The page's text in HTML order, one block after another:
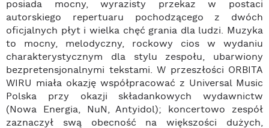
posiada mocny, wyrazisty przekaz w postaci
autorskiego repertuaru pochodzącego z dwóch
oficjalnych płyt i wielka chęć grania dla ludzi. Muzyka
to mocny, melodyczny, rockowy cios w wydaniu
charakterystycznym dla stylu zespołu, ubarwiony
bezpretensjonalnymi tekstami. W przeszłości ORBITA
WIRU miała okazję współpracować z Universal Music
Polska przy okazji składankowych wydawnictw
(Nowa Energia, NuN, Antyidol); koncertowo zespół
zaznaczył swą obecność na większości dużych,